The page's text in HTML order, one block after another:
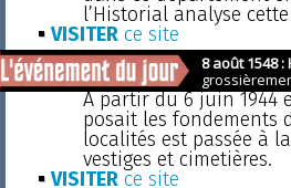
l’Historial analyse
VISITERce site
Normandie 1944
A partir du 6 juin 1944
posait les fondements
localités est passée à
vestiges et cimetières.
VISITERce site